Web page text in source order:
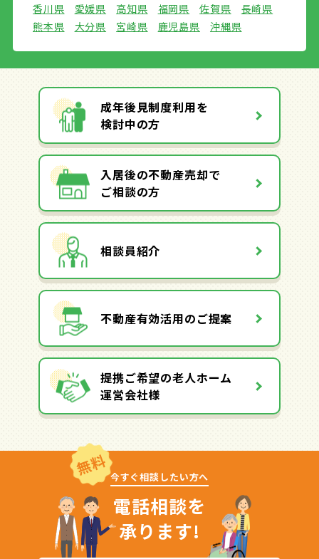
香川県
愛媛県 高知県 福岡県 佐賀県
長崎県
熊本県
大分県 宮崎県 鹿児島県 沖縄県
成年後見制度利用を
検討中の方
入居後の不動産売却で
ご相談の方
相談員紹介
不動産有効活用のご提案
提携ご希望の老人ホーム
運営会社様
無料 今すぐ相談したい方へ
電話相談を
承ります!